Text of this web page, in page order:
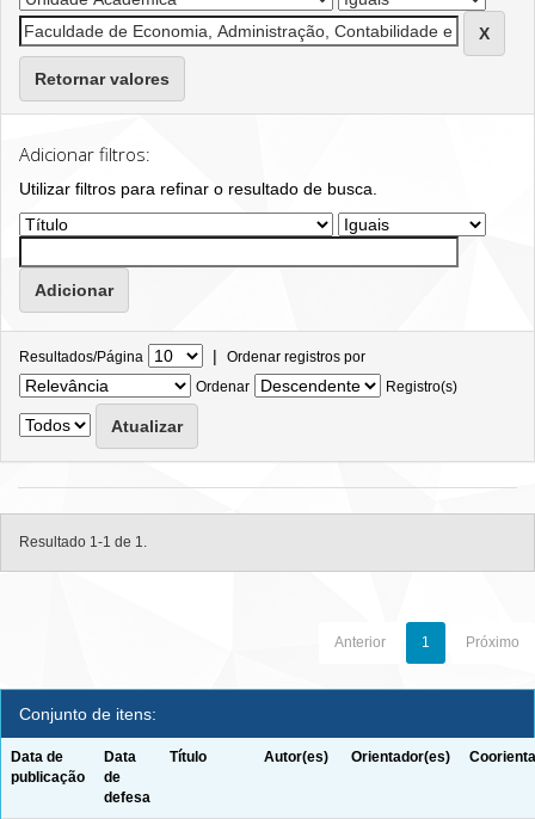
Retornar valores
Adicionar filtros:
Utilizar filtros para refinar o resultado de busca.
Resultados/Página | Ordenar registros por
Ordenar
Registro(s)
Resultado 1-1 de 1.
Anterior 1 Próximo
Conjunto de itens:
Data de
publicação
Data
de
defesa
Título Autor(es) Orientador(es)